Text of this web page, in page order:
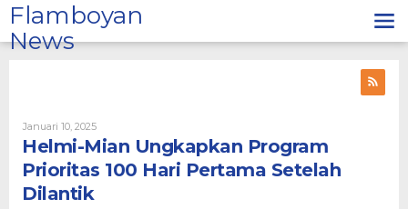
Lewati
ke
konten
Flamboyan
News
Januari 10, 2025Oleh
Admin
Helmi-Mian Ungkapkan Program
Prioritas 100 Hari Pertama Setelah
Dilantik